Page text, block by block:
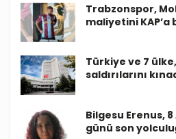
Trabzonspor,
maliyetini KAP’a
Türkiye ve 7
saldırılarını
Bilgesu Erenus,
günü son